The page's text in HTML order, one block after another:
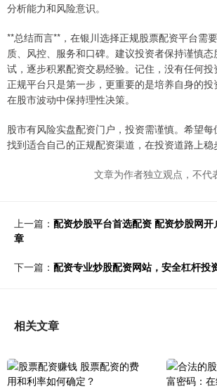
分析能力和风险意识。
**总结而言**，在银川选择正规股票配资平台需
质、风控、服务和口碑。建议投资者保持谨慎
试，逐步积累配资交易经验。记住，没有任何
正规平台只是第一步，更重要的是培养自身的投
在股市波动中保持理性决策。
股市有风险实盘配资门户，投资需谨慎。希望
找到适合自己的正规配资渠道，在投资道路上稳
文章为作者独立观点，不代
上一篇： 配资炒股平台首选配资 配资炒股网
章
下一篇： 配资专业炒股配资网站，安全杠杆投
相关文章